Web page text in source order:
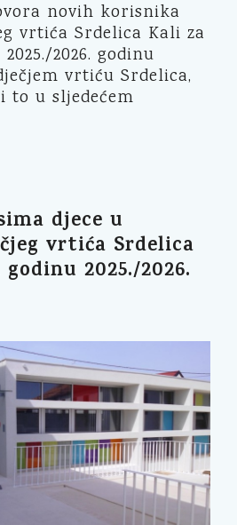
novih korisnika
vrtića Srdelica Kali za
2026. godinu
vrtiću Srdelica,
to u sljedećem
djece u
vrtića Srdelica
2025./2026.